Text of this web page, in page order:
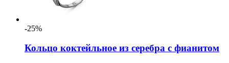
-25%
Кольцо коктейльное из серебра с фианитом